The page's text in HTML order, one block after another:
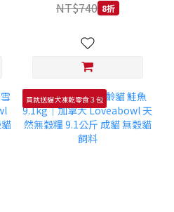
NT$740 8折
買就送貓犬凍乾零食３包